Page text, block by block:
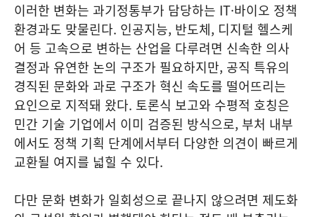
이러한 변화는 과기정통부가 담당하는 IT·바이오 정책
환경과도 맞물린다. 인공지능, 반도체, 디지털 헬스케
어 등 고속으로 변하는 산업을 다루려면 신속한 의사
결정과 유연한 논의 구조가 필요하지만, 공직 특유의
경직된 문화와 과로 구조가 혁신 속도를 떨어뜨리는
요인으로 지적돼 왔다. 토론식 보고와 수평적 호칭은
민간 기술 기업에서 이미 검증된 방식으로, 부처 내부
에서도 정책 기획 단계에서부터 다양한 의견이 빠르게
교환될 여지를 넓힐 수 있다.
다만 문화 변화가 일회성으로 끝나지 않으려면 제도화